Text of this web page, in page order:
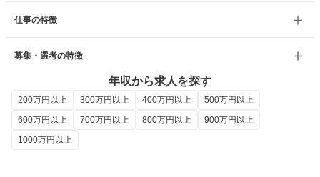
仕事の特徴
募集・選考の特徴
年収から求人を探す
200万円以上 300万円以上 400万円以上
500万円以上
600万円以上
700万円以上 800万円以上
900万円以上
1000万円以上